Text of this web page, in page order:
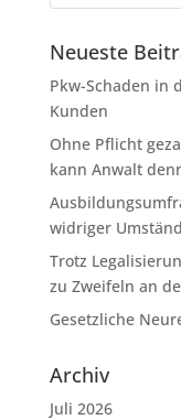
Neueste
Pkw-Schaden in
Kunden
Ohne Pflicht
kann Anwalt
widriger
Trotz
zu Zweifeln an
Gesetzliche
Archiv
Juli 2026